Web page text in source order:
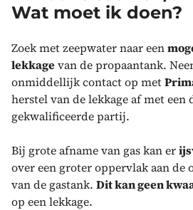
Wat moet ik doen?
Zoek met zeepwater naar een
lekkage van de propaantank.
onmiddellijk contact op met
herstel van de lekkage af met een
gekwalificeerde partij.
Bij grote afname van gas kan er
over een groter oppervlak aan de
van de gastank. Dit kan geen
op een lekkage.